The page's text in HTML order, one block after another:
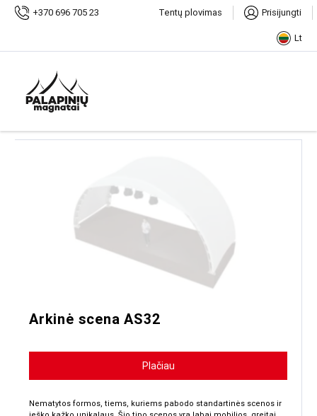
+370 696 705 23 Tentų plovimas Prisijungti
Lt
Pradžia Parduotuvė Scenos
Scenos
Arkinė scena AS32
Plačiau
Nematytos formos, tiems, kuriems pabodo standartinės scenos ir